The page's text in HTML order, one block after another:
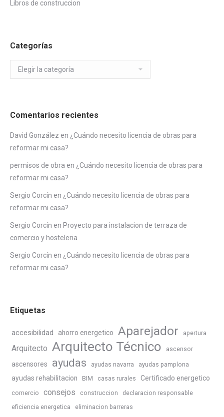
Libros de construccion
Categorías
Categorías
Comentarios recientes
David González en ¿Cuándo necesito licencia de obras para
reformar mi casa?
permisos de obra en ¿Cuándo necesito licencia de obras para
reformar mi casa?
Sergio Corcín en ¿Cuándo necesito licencia de obras para
reformar mi casa?
Sergio Corcín en Proyecto para instalacion de terraza de
comercio y hosteleria
Sergio Corcín en ¿Cuándo necesito licencia de obras para
reformar mi casa?
Etiquetas
accesibilidad ahorro energetico Aparejador apertura
Arquitecto Arquitecto Técnico ascensor
ascensores ayudas ayudas navarra ayudas pamplona
ayudas rehabilitacion BIM casas rurales Certificado energetico
comercio consejos construccion
declaracion responsable
eficiencia energetica
eliminacion barreras